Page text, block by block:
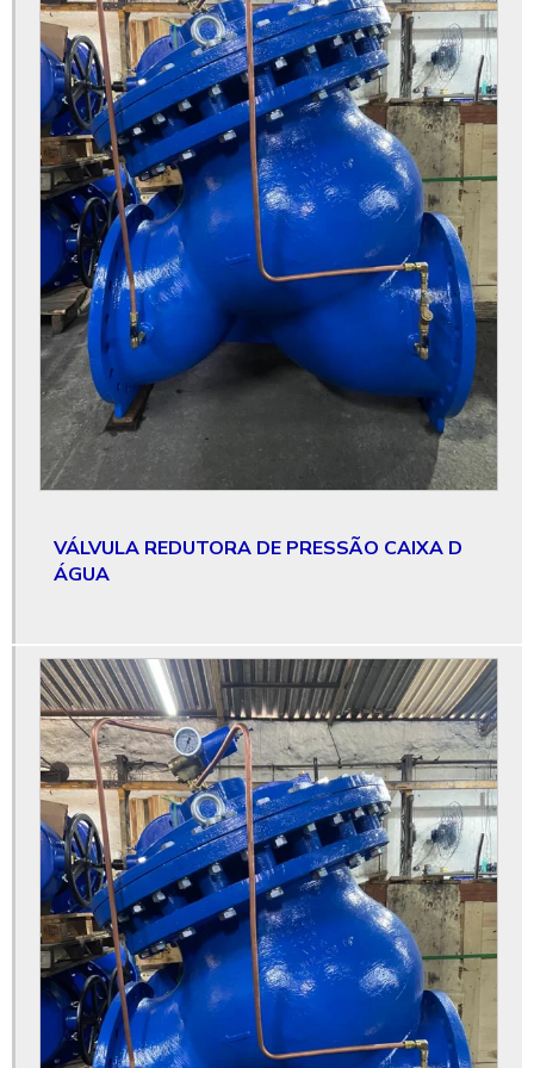
Válvula de altitude
Válvula antecipadora de onda
Válvula de boia
Válvula de boia alta vazão
Válvula boia industrial
Válvula controladora de bomba
Válvula controladora de nível
Válvula de controle
Válvula de controle de fluxo
Válvula de controle de fluxo elétrica
Válvula controle de fluxo preço
Válvula de controle tipo globo
Válvula com flange
Válvula flangeada
Válvula gaveta
Válvula gaveta 6
Válvula gaveta 6 polegadas
Válvula gaveta de 6 polegadas preço
Válvula gaveta 8 polegadas
Válvula gaveta 8 polegadas preço
Válvula gaveta 8 preço
VÁLVULA REDUTORA DE PRESSÃO CAIXA D
ÁGUA